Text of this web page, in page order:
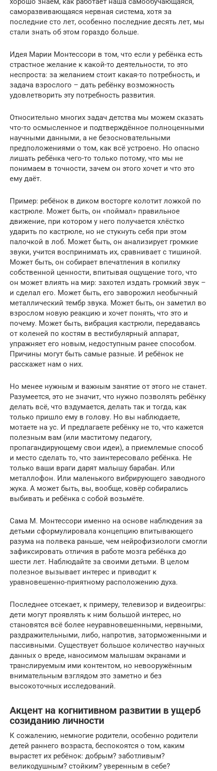
саморазвивающаяся нервная система, хотя за
последние сто лет, особенно последние десять лет, мы
стали знать об этом гораздо больше.
Идея Марии Монтессори в том, что если у ребёнка есть
страстное желание к какой-то деятельности, то это
неспроста: за желанием стоит какая-то потребность, и
задача взрослого – дать ребёнку возможность
удовлетворить эту потребность развития.
Относительно многих задач детства мы можем сказать
что-то осмысленное и подтверждённое полноценными
научными данными, а не безосновательными
предположениями о том, как всё устроено. Но опасно
лишать ребёнка чего-то только потому, что мы не
понимаем в точности, зачем он этого хочет и что это
ему даёт.
Пример: ребёнок в диком восторге колотит ложкой по
кастрюле. Может быть, он «поймал» правильное
движение, при котором у него получается хлёстко
ударить по кастрюле, но не стукнуть себя при этом
палочкой в лоб. Может быть, он анализирует громкие
звуки, учится воспринимать их, сравнивает с тишиной.
Может быть, он собирает впечатления в копилку
собственной ценности, впитывая ощущение того, что
он может влиять на мир: захотел издать громкий звук –
и сделал его. Может быть, его заворожил необычный
металлический тембр звука. Может быть, он заметил во
взрослом новую реакцию и хочет понять, что это и
почему. Может быть, вибрация кастрюли, передаваясь
от коленей по костям в вестибулярный аппарат,
упражняет его новым, недоступным ранее способом.
Причины могут быть самые разные. И ребёнок не
расскажет нам о них.
Но менее нужным и важным занятие от этого не станет.
Разумеется, это не значит, что нужно позволять ребёнку
делать всё, что вздумается, делать так и тогда, как
только пришло ему в голову. Но вы наблюдаете,
мотаете на ус. И предлагаете ребёнку не то, что кажется
полезным вам (или маститому педагогу,
пропагандирующему свои идеи), а приемлемые способ
и место сделать то, что заинтересовало ребёнка. Не
только ваши враги дарят малышу барабан. Или
металлофон. Или маленького вибрирующего заводного
жука. А может быть, вы, вообще, ковёр собирались
выбивать и ребёнка с собой возьмёте.
Сама М. Монтессори именно на основе наблюдения за
детьми сформулировала концепцию впитывающего
разума на полвека раньше, чем нейрофизиологи смогли
зафиксировать отличия в работе мозга ребёнка до
шести лет. Наблюдайте за своими детьми. В целом
полезное вызывает интерес и приводит к
уравновешенно-приятному расположению духа.
Последнее отсекает, к примеру, телевизор и видеоигры:
дети могут проявлять к ним большой интерес, но
становятся всё более неуравновешенными, нервными,
раздражительными, либо, напротив, заторможенными и
пассивными. Существует большое количество научных
данных о вреде, наносимом малышам экранами и
транслируемым ими контентом, но невооружённым
внимательным взглядом это заметно и без
высокоточных исследований.
Акцент на когнитивном развитии в ущерб
созиданию личности
К сожалению, немногие родители, особенно родители
детей раннего возраста, беспокоятся о том, каким
вырастет их ребёнок: добрым? заботливым?
великодушным? стойким? уверенным в себе?